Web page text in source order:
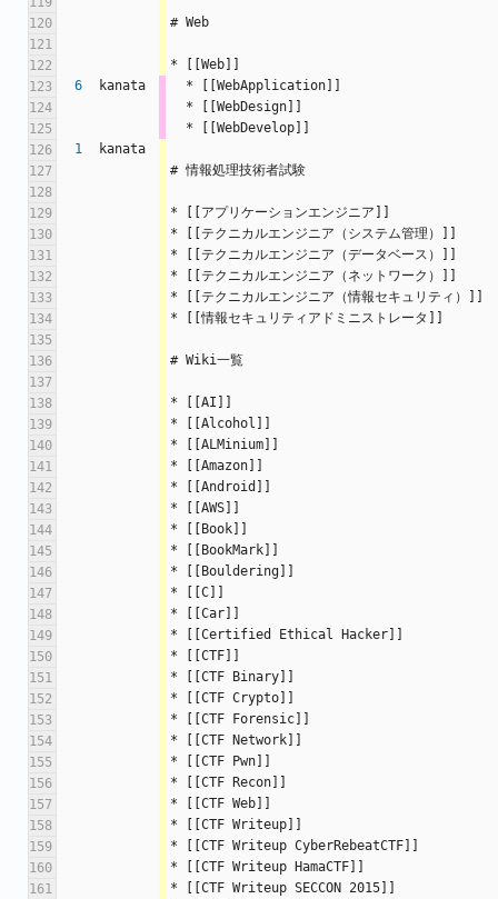
120
# Web
121
122
* [[Web]]
123
6 kanata
  * [[WebApplication]]
124
  * [[WebDesign]]
125
  * [[WebDevelop]]
126
1
kanata
127
# 情報処理技術者試験
128
129
* [[アプリケーションエンジニア]]
130
* [[テクニカルエンジニア（システム管理）]]
131
* [[テクニカルエンジニア（データベース）]]
132
* [[テクニカルエンジニア（ネットワーク）]]
133
* [[テクニカルエンジニア（情報セキュリティ）]]
134
* [[情報セキュリティアドミニストレータ]]
135
136
# Wiki一覧
137
138
* [[AI]]
139
* [[Alcohol]]
140
* [[ALMinium]]
141
* [[Amazon]]
142
* [[Android]]
143
* [[AWS]]
144
* [[Book]]
145
* [[BookMark]]
146
* [[Bouldering]]
147
* [[C]]
148
* [[Car]]
149
* [[Certified Ethical Hacker]]
150
* [[CTF]]
151
* [[CTF Binary]]
152
* [[CTF Crypto]]
153
* [[CTF Forensic]]
154
* [[CTF Network]]
155
* [[CTF Pwn]]
156
* [[CTF Recon]]
157
* [[CTF Web]]
158
* [[CTF Writeup]]
159
* [[CTF Writeup CyberRebeatCTF]]
160
* [[CTF Writeup HamaCTF]]
161
* [[CTF Writeup SECCON 2015]]